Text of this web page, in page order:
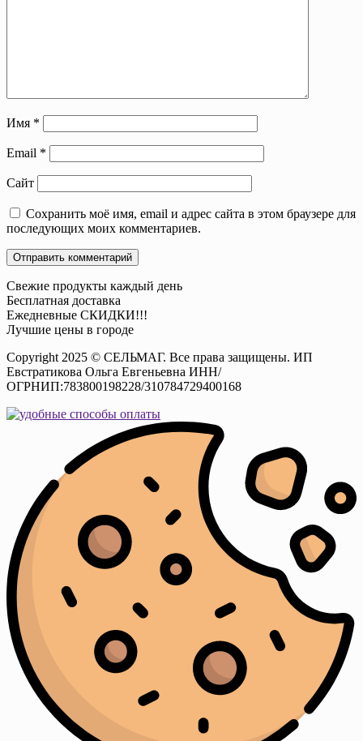
Имя *
Email *
Сайт
Сохранить моё имя, email и адрес сайта в этом браузере для
последующих моих комментариев.
Свежие продукты каждый день
Бесплатная доставка
Ежедневные СКИДКИ!!!
Лучшие цены в городе
Copyright 2025 © СЕЛЬМАГ. Все права защищены. ИП
Евстратикова Ольга Евгеньевна ИНН/
ОГРНИП:783800198228/310784729400168